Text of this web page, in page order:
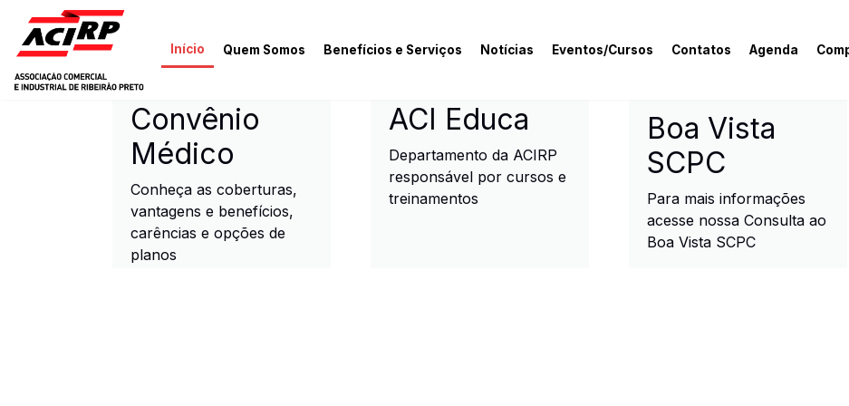
Pular para o conteúdo principal
Início Quem Somos Benefícios e Serviços Notícias Eventos/Cursos Contatos Agenda
ACIRP - Associação Comercial e Industrial de
Convênio
Médico
Conheça as coberturas,
vantagens e benefícios,
carências e opções de
planos
ACI Educa
Departamento da ACIRP
responsável por cursos e
treinamentos
Boa Vista
SCPC
Para mais informações
acesse nossa Consulta ao
Boa Vista SCPC